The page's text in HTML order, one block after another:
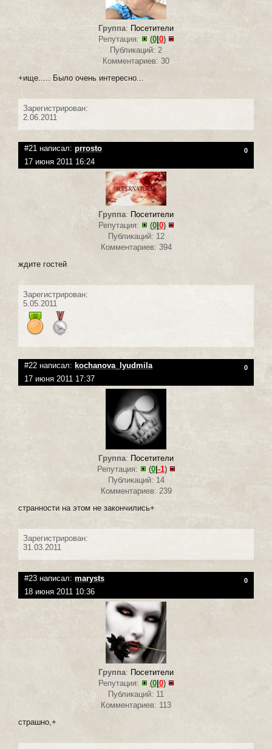
Группа: Посетители
Репутация:
(0| 0)
Публикаций: 2
Комментариев: 30
+ище..... Было очень интересно...
Зарегистрирован:
2.06.2011
#21 написал: prrosto 0
17 июня 2011 16:24
Группа: Посетители
Репутация:
(0| 0)
Публикаций: 12
Комментариев: 394
ждите гостей
Зарегистрирован:
5.05.2011
#22 написал: kochanova_lyudmila 0
17 июня 2011 17:37
Группа: Посетители
Репутация:
(0| -1)
Публикаций: 14
Комментариев: 239
странности на этом не закончились+
Зарегистрирован:
31.03.2011
#23 написал: marysts 0
18 июня 2011 10:36
Группа: Посетители
Репутация:
(0| 0)
Публикаций: 11
Комментариев: 113
страшно,+